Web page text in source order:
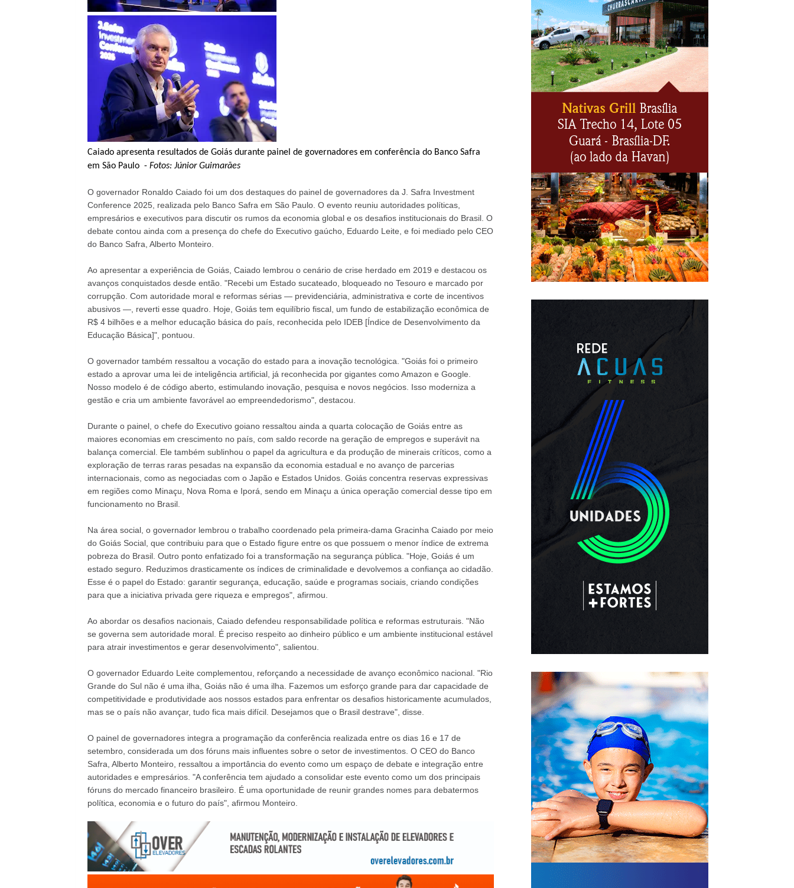
Caiado apresenta resultados de Goiás durante painel de governadores em conferência do Banco Safra
em São Paulo - Fotos: Júnior Guimarães
O governador Ronaldo Caiado foi um dos destaques do painel de governadores da J. Safra Investment
Conference 2025, realizada pelo Banco Safra em São Paulo. O evento reuniu autoridades políticas,
empresários e executivos para discutir os rumos da economia global e os desafios institucionais do Brasil. O
debate contou ainda com a presença do chefe do Executivo gaúcho, Eduardo Leite, e foi mediado pelo CEO
do Banco Safra, Alberto Monteiro.
Ao apresentar a experiência de Goiás, Caiado lembrou o cenário de crise herdado em 2019 e destacou os
avanços conquistados desde então. "Recebi um Estado sucateado, bloqueado no Tesouro e marcado por
corrupção. Com autoridade moral e reformas sérias — previdenciária, administrativa e corte de incentivos
abusivos —, reverti esse quadro. Hoje, Goiás tem equilíbrio fiscal, um fundo de estabilização econômica de
R$ 4 bilhões e a melhor educação básica do país, reconhecida pelo IDEB [Índice de Desenvolvimento da
Educação Básica]", pontuou.
O governador também ressaltou a vocação do estado para a inovação tecnológica. "Goiás foi o primeiro
estado a aprovar uma lei de inteligência artificial, já reconhecida por gigantes como Amazon e Google.
Nosso modelo é de código aberto, estimulando inovação, pesquisa e novos negócios. Isso moderniza a
gestão e cria um ambiente favorável ao empreendedorismo", destacou.
Durante o painel, o chefe do Executivo goiano ressaltou ainda a quarta colocação de Goiás entre as
maiores economias em crescimento no país, com saldo recorde na geração de empregos e superávit na
balança comercial. Ele também sublinhou o papel da agricultura e da produção de minerais críticos, como a
exploração de terras raras pesadas na expansão da economia estadual e no avanço de parcerias
internacionais, como as negociadas com o Japão e Estados Unidos. Goiás concentra reservas expressivas
em regiões como Minaçu, Nova Roma e Iporá, sendo em Minaçu a única operação comercial desse tipo em
funcionamento no Brasil.
Na área social, o governador lembrou o trabalho coordenado pela primeira-dama Gracinha Caiado por meio
do Goiás Social, que contribuiu para que o Estado figure entre os que possuem o menor índice de extrema
pobreza do Brasil. Outro ponto enfatizado foi a transformação na segurança pública. "Hoje, Goiás é um
estado seguro. Reduzimos drasticamente os índices de criminalidade e devolvemos a confiança ao cidadão.
Esse é o papel do Estado: garantir segurança, educação, saúde e programas sociais, criando condições
para que a iniciativa privada gere riqueza e empregos", afirmou.
Ao abordar os desafios nacionais, Caiado defendeu responsabilidade política e reformas estruturais. "Não
se governa sem autoridade moral. É preciso respeito ao dinheiro público e um ambiente institucional estável
para atrair investimentos e gerar desenvolvimento", salientou.
O governador Eduardo Leite complementou, reforçando a necessidade de avanço econômico nacional. "Rio
Grande do Sul não é uma ilha, Goiás não é uma ilha. Fazemos um esforço grande para dar capacidade de
competitividade e produtividade aos nossos estados para enfrentar os desafios historicamente acumulados,
mas se o país não avançar, tudo fica mais difícil. Desejamos que o Brasil destrave", disse.
O painel de governadores integra a programação da conferência realizada entre os dias 16 e 17 de
setembro, considerada um dos fóruns mais influentes sobre o setor de investimentos. O CEO do Banco
Safra, Alberto Monteiro, ressaltou a importância do evento como um espaço de debate e integração entre
autoridades e empresários. "A conferência tem ajudado a consolidar este evento como um dos principais
fóruns do mercado financeiro brasileiro. É uma oportunidade de reunir grandes nomes para debatermos
política, economia e o futuro do país", afirmou Monteiro.